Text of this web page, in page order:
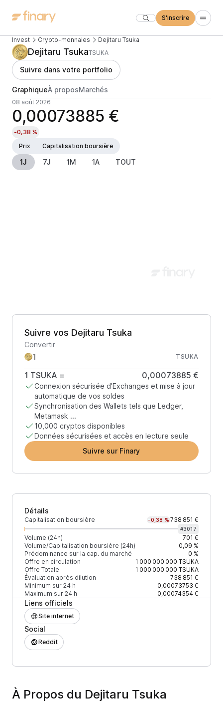
S'inscrire
Invest Crypto-monnaies Dejitaru Tsuka
Dejitaru TsukaTSUKA
Suivre dans votre portfolio
GraphiqueÀ proposMarchés
08 août 2026
0,00073885 €
-0,38 %
Prix
Capitalisation boursière
1J 7J 1M 1A TOUT
Suivre vos Dejitaru Tsuka
Convertir
TSUKA
1 TSUKA = 0,00073885 €
Connexion sécurisée d’Exchanges et mise à jour
automatique de vos soldes
Synchronisation des Wallets tels que Ledger,
Metamask ...
10,000 cryptos disponibles
Données sécurisées et accès en lecture seule
Suivre sur Finary
Détails
Capitalisation boursière -0,38 % 738 851 €
#3017
Volume (24h)
701 €
Volume/Capitalisation boursière (24h)
0,09 %
Prédominance sur la cap. du marché
0 %
Offre en circulation
1 000 000 000 TSUKA
Offre Totale
1 000 000 000 TSUKA
Évaluation après dilution
738 851 €
Minimum sur 24 h
0,00073753 €
Maximum sur 24 h
0,00074354 €
Liens officiels
Site internet
Social
Reddit
À Propos du Dejitaru Tsuka